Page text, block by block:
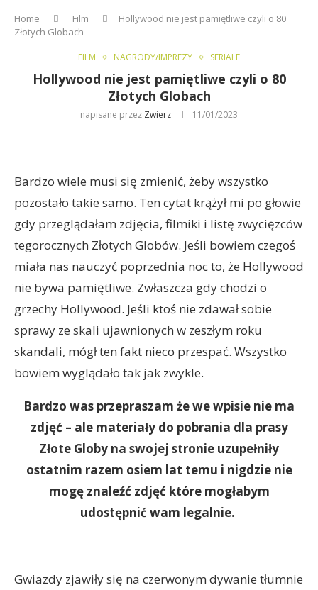
Home Film
Hollywood nie jest pamiętliwe czyli o 80
Złotych Globach
FILM NAGRODY/IMPREZY SERIALE
Hollywood nie jest pamiętliwe czyli o 80
Złotych Globach
napisane przez Zwierz 11/01/2023
Bardzo wiele musi się zmienić, żeby wszystko
pozostało takie samo. Ten cytat krążył mi po głowie
gdy przeglądałam zdjęcia, filmiki i listę zwycięzców
tegorocznych Złotych Globów. Jeśli bowiem czegoś
miała nas nauczyć poprzednia noc to, że Hollywood
nie bywa pamiętliwe. Zwłaszcza gdy chodzi o
grzechy Hollywood. Jeśli ktoś nie zdawał sobie
sprawy ze skali ujawnionych w zeszłym roku
skandali, mógł ten fakt nieco przespać. Wszystko
bowiem wyglądało tak jak zwykle.
Bardzo was przepraszam że we wpisie nie ma
zdjęć – ale materiały do pobrania dla prasy
Złote Globy na swojej stronie uzupełniły
ostatnim razem osiem lat temu i nigdzie nie
mogę znaleźć zdjęć które mogłabym
udostępnić wam legalnie.
Gwiazdy zjawiły się na czerwonym dywanie tłumnie